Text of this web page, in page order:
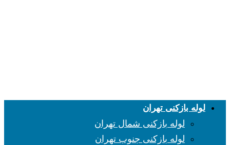
لوله بازکنی تهران
لوله بازکنی شمال تهران
لوله بازکنی جنوب تهران